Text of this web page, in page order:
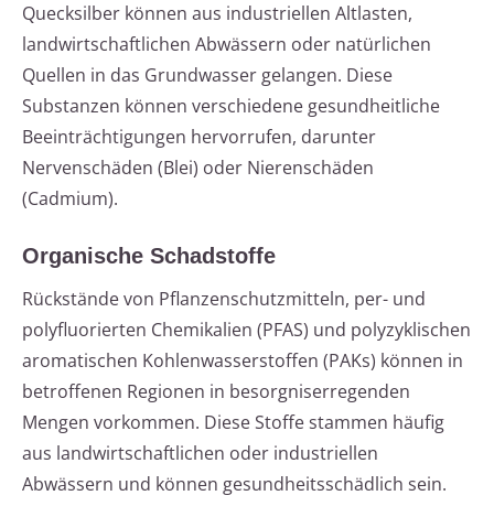
Quecksilber können aus industriellen Altlasten,
landwirtschaftlichen Abwässern oder natürlichen
Quellen in das Grundwasser gelangen. Diese
Substanzen können verschiedene gesundheitliche
Beeinträchtigungen hervorrufen, darunter
Nervenschäden (Blei) oder Nierenschäden
(Cadmium).
Organische Schadstoffe
Rückstände von Pflanzenschutzmitteln, per- und
polyfluorierten Chemikalien (PFAS) und polyzyklischen
aromatischen Kohlenwasserstoffen (PAKs) können in
betroffenen Regionen in besorgniserregenden
Mengen vorkommen. Diese Stoffe stammen häufig
aus landwirtschaftlichen oder industriellen
Abwässern und können gesundheitsschädlich sein.